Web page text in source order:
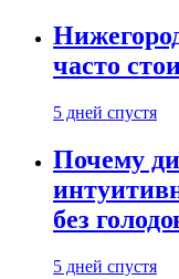
часто
5 дней спустя
Почему
без
5 дней спустя